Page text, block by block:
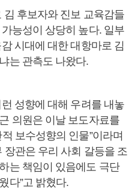
후보자와 진보 교육감들
능성이 상당히 높다. 일부
시대에 대한 대항마로 김
는 관측도 나왔다.
성향에 대해 우려를 내놓
의원은 이날 보도자료를
보수성향의 인물”이라며
장관은 우리 사회 갈등을 조
는 책임이 있음에도 극단
다”고 밝혔다.